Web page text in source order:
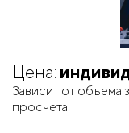
Цена:
Зависит от объема
просчета